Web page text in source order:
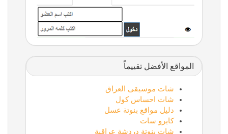
المواقع الأفضل تقييماً
شات موسيقى العراق
شات احساس كول
دليل مواقع بنوتة عسل
كايرو سات
شات بنوتة دردشة عراقية